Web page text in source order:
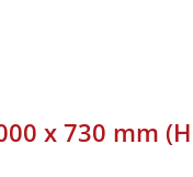
x 730 mm